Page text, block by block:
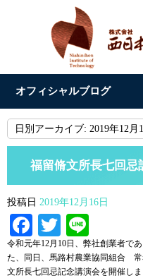
オフィシャルブログ
日別アーカイブ: 2019年12月
福留脩文所長七回忌
投稿日 2019年12月16日
Facebook
Twitter
令和元年12月10日、弊社創業者で
た、同日、馬路村農業協同組合
文所長七回忌記念講